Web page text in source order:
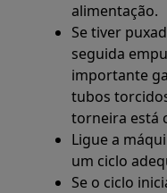
alimentação.
Se tiver
seguida
importante
tubos
torneira está
Ligue a
um ciclo
Se o ciclo